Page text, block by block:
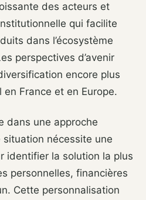
des acteurs et
qui facilite
dans l’écosystème
perspectives d’avenir
encore plus
en France et en Europe.
dans une approche
nécessite une
identifier la solution la plus
personnelles, financières
Cette personnalisation